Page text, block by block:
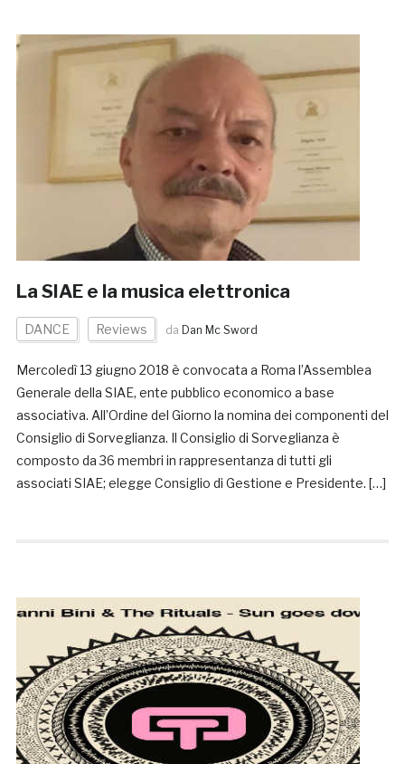
La SIAE e la musica elettronica
DANCE Reviews da Dan Mc Sword
Mercoledì 13 giugno 2018 è convocata a Roma l’Assemblea
Generale della SIAE, ente pubblico economico a base
associativa. All’Ordine del Giorno la nomina dei componenti del
Consiglio di Sorveglianza. Il Consiglio di Sorveglianza è
composto da 36 membri in rappresentanza di tutti gli
associati SIAE; elegge Consiglio di Gestione e Presidente. […]